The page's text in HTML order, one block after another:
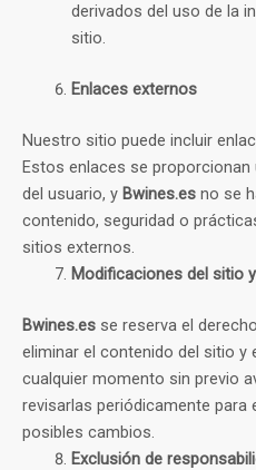
derivados del uso de la
sitio.
Enlaces externos
Nuestro sitio puede incluir
Estos enlaces se
del usuario, y Bwines.es no se
contenido, seguridad o
sitios externos.
Modificaciones del sitio
Bwines.es se reserva el
eliminar el contenido del sitio y
cualquier momento sin previo
revisarlas periódicamente
posibles cambios.
Exclusión de